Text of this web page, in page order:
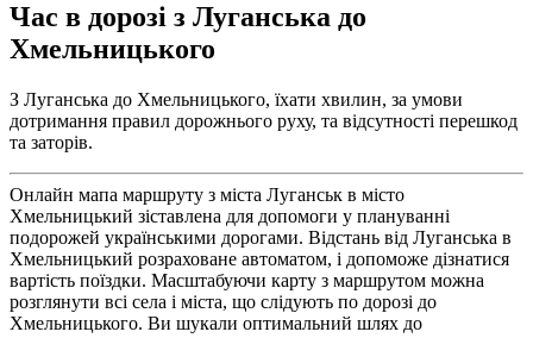
Час в дорозі з Луганська до
Хмельницького
З Луганська до Хмельницького, їхати хвилин, за умови
дотримання правил дорожнього руху, та відсутності перешкод
та заторів.
Онлайн мапа маршруту з міста Луганськ в місто
Хмельницький зіставлена для допомоги у плануванні
подорожей українськими дорогами. Відстань від Луганська в
Хмельницький розраховане автоматом, і допоможе дізнатися
вартість поїздки. Масштабуючи карту з маршрутом можна
розглянути всі села і міста, що слідують по дорозі до
Хмельницького. Ви шукали оптимальний шлях до